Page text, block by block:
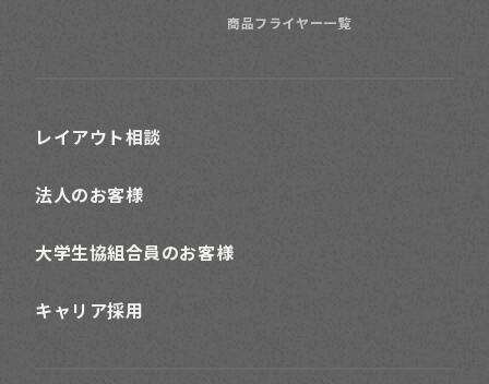
商品フライヤー一覧
レイアウト相談
法人のお客様
大学生協組合員のお客様
キャリア採用